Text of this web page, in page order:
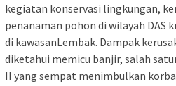
kegiatan konservasi lingkungan,
penanaman pohon di wilayah DAS
di kawasanLembak. Dampak
diketahui memicu banjir, salah
II yang sempat menimbulkan